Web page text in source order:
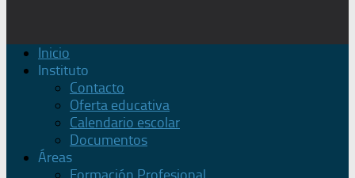
Inicio
Instituto
Contacto
Oferta educativa
Calendario escolar
Documentos
Áreas